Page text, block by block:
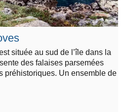
située au sud de l’île dans la
des falaises parsemées
préhistoriques. Un ensemble de